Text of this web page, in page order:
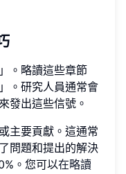
。略讀這些章節
。研究人員通常會
發出這些信號。
主要貢獻。這通常
問題和提出的解決
。您可以在略讀